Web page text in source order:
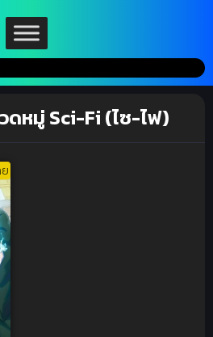
ดหมู่ Sci-Fi (ไซ-ไฟ)